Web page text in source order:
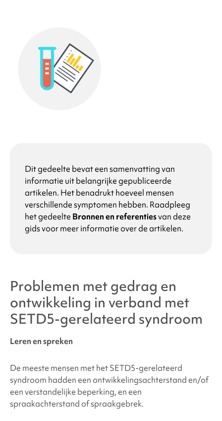
Dit gedeelte bevat een samenvatting van
informatie uit belangrijke gepubliceerde
artikelen. Het benadrukt hoeveel mensen
verschillende symptomen hebben. Raadpleeg
het gedeelte Bronnen en referentiesvan deze
gids voor meer informatie over de artikelen.
Problemen met gedrag en
ontwikkeling in verband met
SETD5-gerelateerd syndroom
Leren en spreken
De meeste mensen methet SETD5-gerelateerd
syndroom hadden een ontwikkelingsachterstand en/of
een verstandelijke beperking, en een
spraakachterstand of spraakgebrek.